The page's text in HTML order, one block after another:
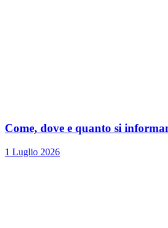
Come, dove e quanto si
1 Luglio 2026